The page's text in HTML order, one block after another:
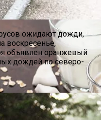
Мощное Сочетание
При Расходе 6 Л
ожидают дожди,
воскресенье,
объявлен оранжевый
дождей по северо-